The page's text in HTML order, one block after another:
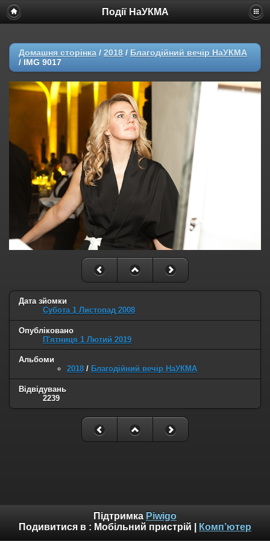
Події НаУКМА
Домашня сторінка / 2018 / Благодійний вечір НаУКМА
/ IMG 9017
Дата зйомки
Субота 1 Листопад 2008
Опубліковано
П'ятниця 1 Лютий 2019
Альбоми
2018 / Благодійний вечір НаУКМА
Відвідувань
2239
Підтримка Piwigo
Подивитися в : Мобільний пристрій Комп’ютер